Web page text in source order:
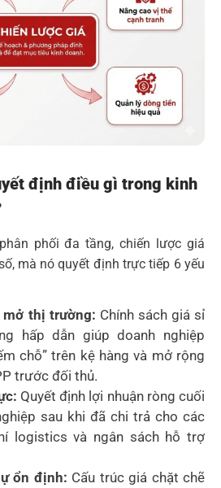
định điều gì trong kinh
phối đa tầng, chiến lược giá
mà nó quyết định trực tiếp 6 yếu
thị trường: Chính sách giá sỉ
hấp dẫn giúp doanh nghiệp
chỗ” trên kệ hàng và mở rộng
trước đối thủ.
Quyết định lợi nhuận ròng cuối
sau khi đã chi trả cho các
logistics và ngân sách hỗ trợ
ổn định: Cấu trúc giá chặt chẽ